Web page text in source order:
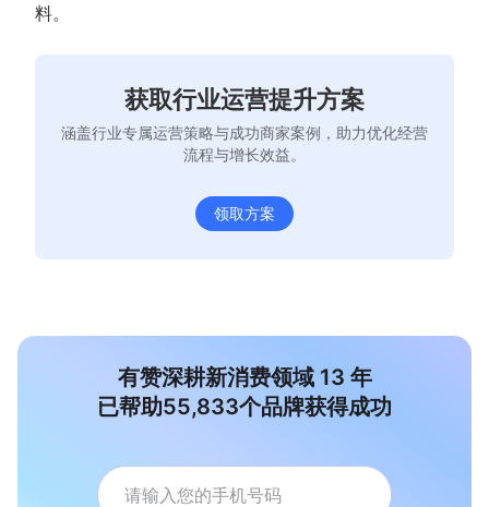
料。
获取行业运营提升方案
涵盖行业专属运营策略与成功商家案例，助力优化经营
流程与增长效益。
领取方案
有赞深耕新消费领域 13 年
已帮助55,833个品牌获得成功